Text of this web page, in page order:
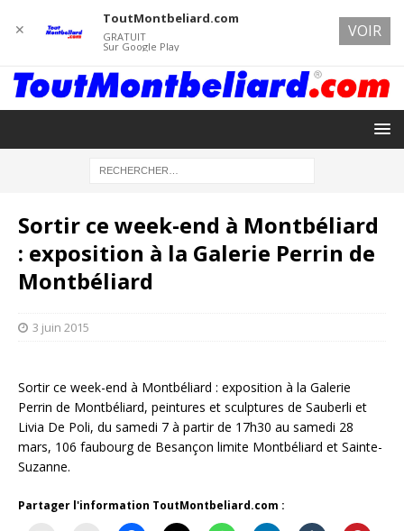
Sortir ce week-end à Montbéliard
: exposition à la Galerie Perrin de
Montbéliard
3 juin 2015
Sortir ce week-end à Montbéliard : exposition à la Galerie
Perrin de Montbéliard, peintures et sculptures de Sauberli et
Livia De Poli, du samedi 7 à partir de 17h30 au samedi 28
mars, 106 faubourg de Besançon limite Montbéliard et Sainte-
Suzanne.
Partager l'information ToutMontbeliard.com :
✕
ToutMontbeliard.com
GRATUIT
Sur Google Play
VOIR